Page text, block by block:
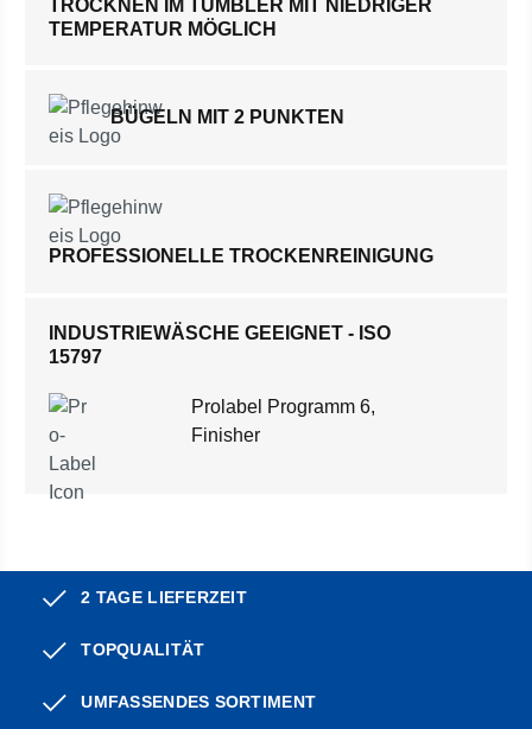
TROCKNEN IM TUMBLER MIT NIEDRIGER
TEMPERATUR MÖGLICH
BÜGELN MIT 2 PUNKTEN
PROFESSIONELLE TROCKENREINIGUNG
INDUSTRIEWÄSCHE GEEIGNET - ISO
15797
Prolabel Programm 6,
Finisher
2 TAGE LIEFERZEIT
TOPQUALITÄT
UMFASSENDES SORTIMENT